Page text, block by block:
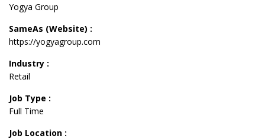
Yogya Group
SameAs (Website) :
https://yogyagroup.com
Industry :
Retail
Job Type :
Full Time
Job Location :